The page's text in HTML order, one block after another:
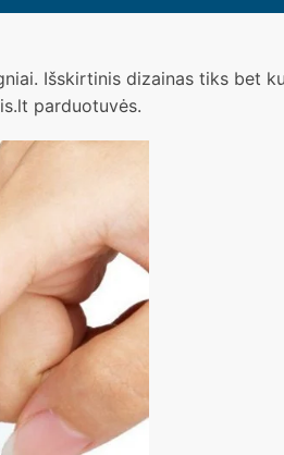
Išskirtinis dizainas tiks bet
parduotuvės.